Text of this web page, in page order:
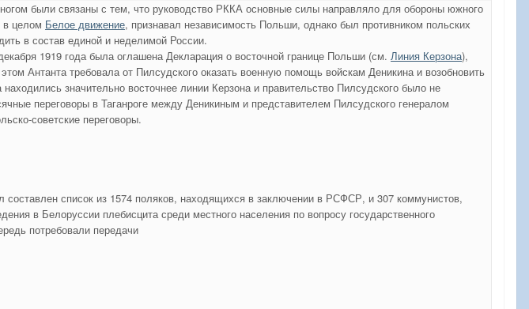
были связаны с тем, что руководство РККА основные силы направляло для обороны южного
в целом Белое движение, признавал независимость Польши, однако был противником польских
в состав единой и неделимой России.
1919 года была оглашена Декларация о восточной границе Польши (см. Линия Керзона),
Антанта требовала от Пилсудского оказать военную помощь войскам Деникина и возобновить
значительно восточнее линии Керзона и правительство Пилсудского было не
переговоры в Таганроге между Деникиным и представителем Пилсудского генералом
советские переговоры.
список из 1574 поляков, находящихся в заключении в РСФСР, и 307 коммунистов,
в Белоруссии плебисцита среди местного населения по вопросу государственного
потребовали передачи